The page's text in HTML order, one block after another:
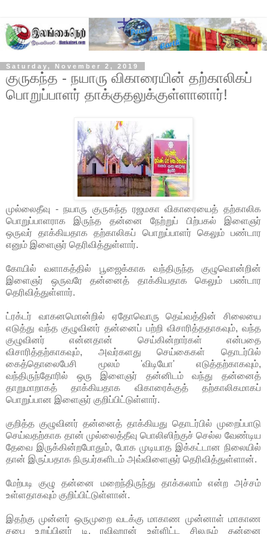
Saturday, November 2, 2019
குருகந்த - நயாரு விகாரையின் தற்காலிகப்
பொறுப்பாளர் தாக்குதலுக்குள்ளானார்!
முல்லைதீவு - நயாரு குருகந்த ரஜமகா விகாரையைத் தற்காலிக
பொறுப்பாளராக இருந்த தன்னை நேற்றுப் பிற்பகல் இளைஞர்
ஒருவர் தாக்கியதாக தற்காலிகப் பொறுப்பாளர் கெலும் பண்டார
எனும் இளைஞர் தெரிவித்துள்ளார்.
கோயில் வளாகத்தில் பூஜைக்காக வந்திருந்த குழுவொன்றின்
இளைஞர் ஒருவரே தன்னைத் தாக்கியதாக கெலும் பண்டார
தெரிவித்துள்ளார்.
ட்ரக்டர் வாகனமொன்றில் ஏதோவொரு தெய்வத்தின் சிலையை
எடுத்து வந்த குழுவினர் தன்னைப் பற்றி விசாரித்ததாகவும், வந்த
குழுவினர் என்னதான் செய்கின்றார்கள் என்பதை
விசாரித்தற்காகவும், அவர்களது செய்கைகள் தொடர்பில்
கைத்தொலைபேசி மூலம் 'விடியோ' எடுத்தற்காகவும்,
வந்திருந்தோரில் ஒரு இளைஞர் தன்னிடம் வந்து தன்னைத்
தாறுமாறாகத் தாக்கியதாக விகாரைக்குத் தற்காலிகமாகப்
பொறுப்பான இளைஞர் குறிப்பிட்டுள்ளார்.
குறித்த குழுவினர் தன்னைத் தாக்கியது தொடர்பில் முறைப்பாடு
செய்வதற்காக தான் முல்லைத்தீவு பொலிஸிற்குச் செல்ல வேண்டிய
தேவை இருக்கின்றபோதும், போக முடியாத இக்கட்டான நிலையில்
தான் இருப்பதாக நிருபர்களிடம் அவ்விளைஞர் தெரிவித்துள்ளான்.
மேற்படி குழு தன்னை மறைந்திருந்து தாக்கலாம் என்ற அச்சம்
உள்ளதாகவும் குறிப்பிட்டுள்ளான்.
இதற்கு முன்னர் ஒருமுறை வடக்கு மாகாண முன்னாள் மாகாண
சபை உறுப்பினர் டி. ரவிஹரன் உள்ளிட்ட சிலரும் தன்னை